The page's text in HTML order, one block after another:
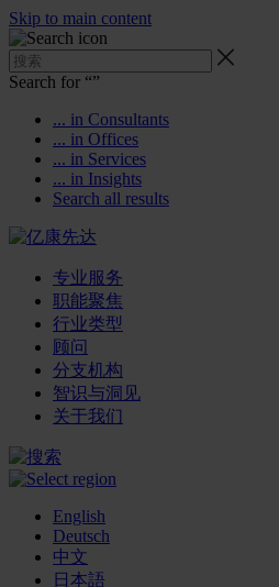
Skip to main content
Search for “”
... in Consultants
... in Offices
... in Services
... in Insights
Search all results
专业服务
职能聚焦
行业类型
顾问
分支机构
智识与洞见
关于我们
English
Deutsch
中文
日本語